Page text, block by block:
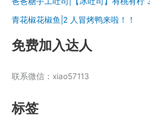
青花椒花椒鱼|2 人冒烤鸭来啦！！
免费加入达人
联系微信：xiao57113
标签